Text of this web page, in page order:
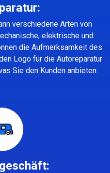
verschiedene Arten von
elektrische und
die Aufmerksamkeit des
Logo für die Autoreparatur
Sie den Kunden anbieten.